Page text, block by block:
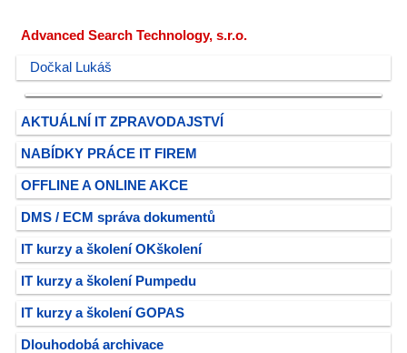
Advanced Search Technology, s.r.o.
Dočkal Lukáš
AKTUÁLNÍ IT ZPRAVODAJSTVÍ
NABÍDKY PRÁCE IT FIREM
OFFLINE A ONLINE AKCE
DMS / ECM správa dokumentů
IT kurzy a školení OKškolení
IT kurzy a školení Pumpedu
IT kurzy a školení GOPAS
Dlouhodobá archivace